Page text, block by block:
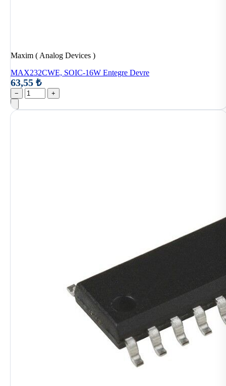
Maxim ( Analog Devices )
MAX232CWE, SOIC-16W Entegre Devre
63,55 ₺
− +